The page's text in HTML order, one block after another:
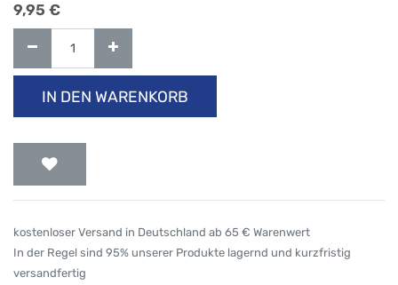
9,95 €
IN DEN WARENKORB
kostenloser Versand in Deutschland ab 65 € Warenwert
In der Regel sind 95% unserer Produkte lagernd und kurzfristig
versandfertig